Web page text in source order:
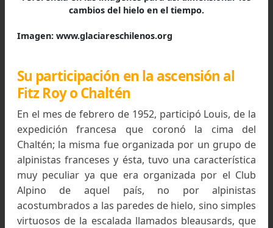
chilenos y extranjeros que visitaban el país
entrenaba el equipo norteamericano de esquí y
Este campeón de esquí alpino de Francia,
ganado los tres eventos en los campeonatos
mundo de 1937, en Chamonix y la medalla de
en la combinada de 1938. Nacido en Megève,
un corredor dominante en la década de 1930 y
considerado el primer gran esquiador
francés.
Entre los andinista lugareños, conoció, a
hermanos Chiaranda, que tenían un